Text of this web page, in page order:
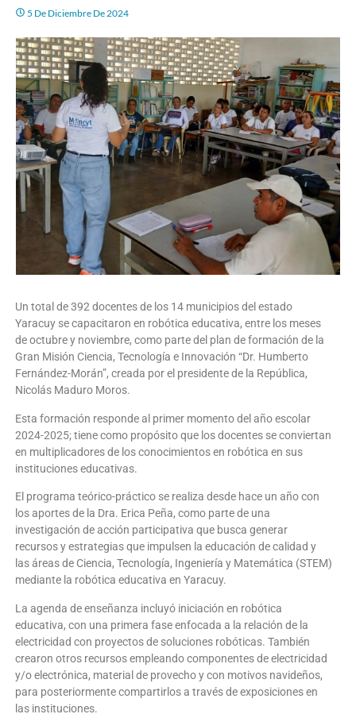
5 De Diciembre De 2024
Un total de 392 docentes de los 14 municipios del estado
Yaracuy se capacitaron en robótica educativa, entre los meses
de octubre y noviembre, como parte del plan de formación de la
Gran Misión Ciencia, Tecnología e Innovación “Dr. Humberto
Fernández-Morán”, creada por el presidente de la República,
Nicolás Maduro Moros.
Esta formación responde al primer momento del año escolar
2024-2025; tiene como propósito que los docentes se conviertan
en multiplicadores de los conocimientos en robótica en sus
instituciones educativas.
El programa teórico-práctico se realiza desde hace un año con
los aportes de la Dra. Erica Peña, como parte de una
investigación de acción participativa que busca generar
recursos y estrategias que impulsen la educación de calidad y
las áreas de Ciencia, Tecnología, Ingeniería y Matemática (STEM)
mediante la robótica educativa en Yaracuy.
La agenda de enseñanza incluyó iniciación en robótica
educativa, con una primera fase enfocada a la relación de la
electricidad con proyectos de soluciones robóticas. También
crearon otros recursos empleando componentes de electricidad
y/o electrónica, material de provecho y con motivos navideños,
para posteriormente compartirlos a través de exposiciones en
las instituciones.